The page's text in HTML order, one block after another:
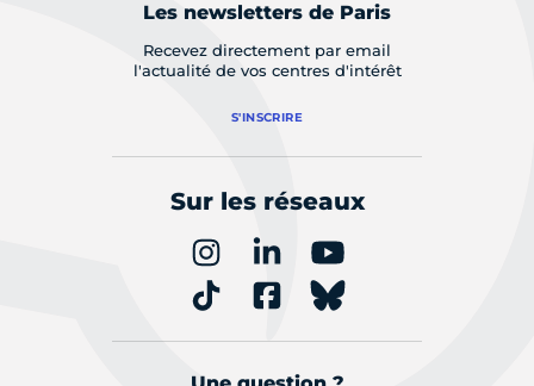
Les newsletters de Paris
Recevez directement par email
l'actualité de vos centres d'intérêt
S'INSCRIRE
Sur les réseaux